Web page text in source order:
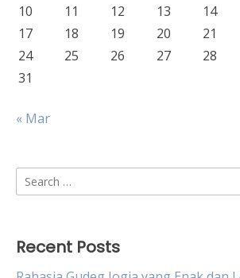
10
11 12 13 14
17
18 19 20 21
24
25 26 27 28
31
« Mar
Search
for:
Recent Posts